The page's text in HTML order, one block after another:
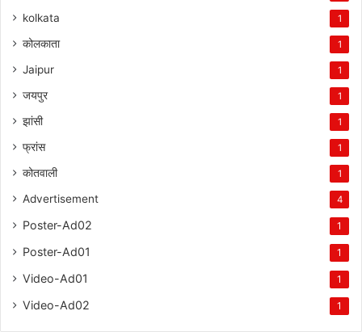
kolkata 1
कोलकाता 1
Jaipur 1
जयपुर 1
झांसी 1
फ्रांस 1
कोतवाली 1
Advertisement 4
Poster-Ad02 1
Poster-Ad01 1
Video-Ad01 1
Video-Ad02 1